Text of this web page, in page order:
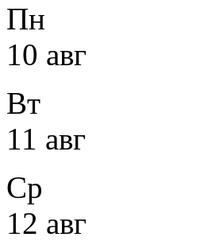
Пн
10 авг
Вт
11 авг
Ср
12 авг